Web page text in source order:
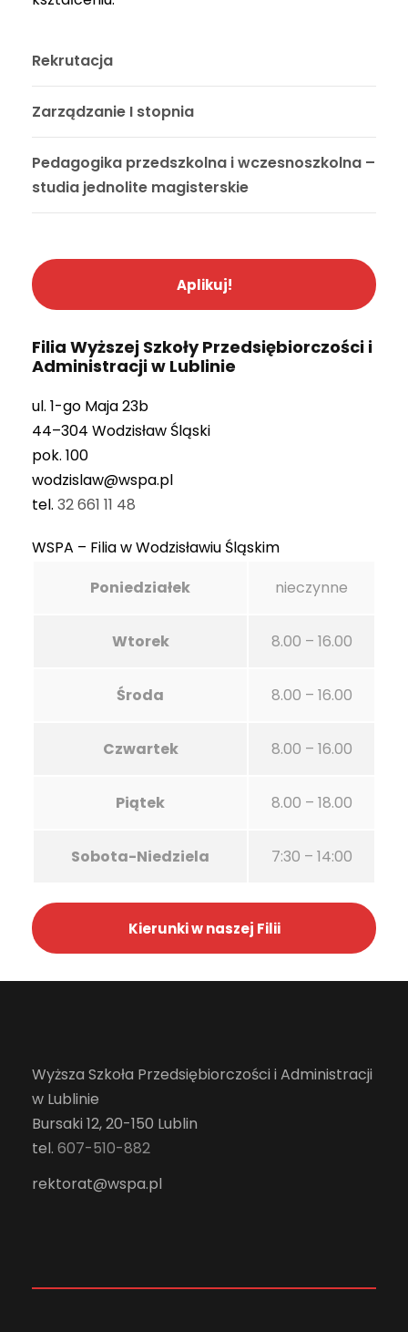
Rekrutacja
Zarządzanie I stopnia
Pedagogika przedszkolna i wczesnoszkolna –
studia jednolite magisterskie
Aplikuj!
Filia Wyższej Szkoły Przedsiębiorczości i
Administracji w Lublinie
ul. 1-go Maja 23b
44–304 Wodzisław Śląski
pok. 100
wodzislaw@wspa.pl
tel. 32 661 11 48
WSPA – Filia w Wodzisławiu Śląskim
Poniedziałek
nieczynne
Wtorek 8.00 – 16.00
Środa 8.00 – 16.00
Czwartek 8.00 – 16.00
Piątek 8.00 – 18.00
Sobota-Niedziela 7:30 – 14:00
Kierunki w naszej Filii
Wyższa Szkoła Przedsiębiorczości i Administracji
w Lublinie
Bursaki 12, 20-150 Lublin
tel. 607-510-882
rektorat@wspa.pl